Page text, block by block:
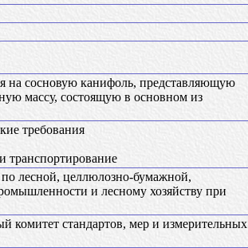
на сосновую канифоль, представляющую
массу, состоящую в основном из
требования
транспортирование
лесной, целлюлозно-бумажной,
и лесному хозяйству при
комитет стандартов, мер и измерительных